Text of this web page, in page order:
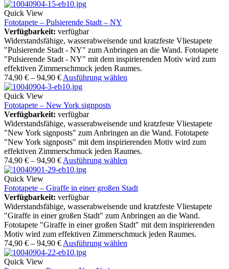
Quick View
Fototapete – Pulsierende Stadt – NY
Verfügbarkeit: verfügbar
Widerstandsfähige, wasserabweisende und kratzfeste Vliestapete
"Pulsierende Stadt - NY" zum Anbringen an die Wand. Fototapete
"Pulsierende Stadt - NY" mit dem inspirierenden Motiv wird zum
effektiven Zimmerschmuck jeden Raumes.
74,90 € – 94,90 € Ausführung wählen
Quick View
Fototapete – New York signposts
Verfügbarkeit: verfügbar
Widerstandsfähige, wasserabweisende und kratzfeste Vliestapete
"New York signposts" zum Anbringen an die Wand. Fototapete
"New York signposts" mit dem inspirierenden Motiv wird zum
effektiven Zimmerschmuck jeden Raumes.
74,90 € – 94,90 € Ausführung wählen
Quick View
Fototapete – Giraffe in einer großen Stadt
Verfügbarkeit: verfügbar
Widerstandsfähige, wasserabweisende und kratzfeste Vliestapete
"Giraffe in einer großen Stadt" zum Anbringen an die Wand.
Fototapete "Giraffe in einer großen Stadt" mit dem inspirierenden
Motiv wird zum effektiven Zimmerschmuck jeden Raumes.
74,90 € – 94,90 € Ausführung wählen
Quick View